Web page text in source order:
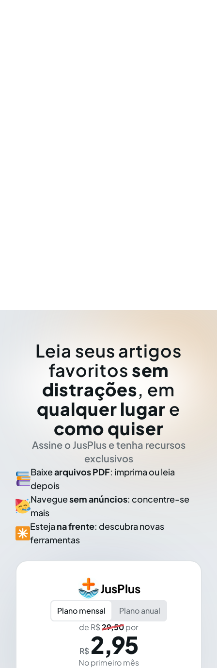
Leia seus artigos
favoritos sem
distrações, em
qualquer lugar e
como quiser
Assine o JusPlus e tenha recursos
exclusivos
Baixearquivos PDF: imprima ou leia
depois
Naveguesem anúncios: concentre-se
mais
Esteja na frente: descubra novas
ferramentas
JusPlus
Plano mensal
Plano anual
de R$29,50por
R$ 2,95
No primeiro mês